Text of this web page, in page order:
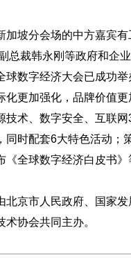
分会场的中方嘉宾有
总裁韩永刚等政府和企业
字经济大会已成功举
化更加强化，品牌价值
技术、数字安全、互联
同时配套6大特色活动；
《全球数字经济白皮书》
市人民政府、国家发
协会共同主办。